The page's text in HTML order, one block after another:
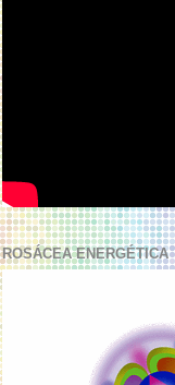
ROSÁCEA ENERGÉTICA